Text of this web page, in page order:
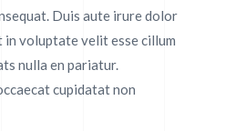
Duis aute irure dolor
in voluptate velit esse cillum
nulla en pariatur.
cupidatat non